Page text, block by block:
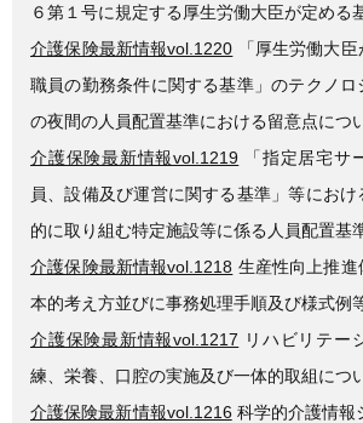
６第１号に規定する厚生労働大臣が定める
介護保険最新情報vol.1220 「厚生労働大
職員の勤務条件に関する基準」のテクノロ
の夜間の人員配置基準における留意点につ
介護保険最新情報vol.1219 「指定居宅サ
員、設備及び運営に関する基準」等にお
的に取り組む特定施設等に係る人員配置基
介護保険最新情報vol.1218 生産性向上推
本的考え方並びに事務処理手順及び様式例
介護保険最新情報vol.1217 リハビリテー
練、栄養、口腔の実施及び一体的取組につ
介護保険最新情報vol.1216 科学的介護情報